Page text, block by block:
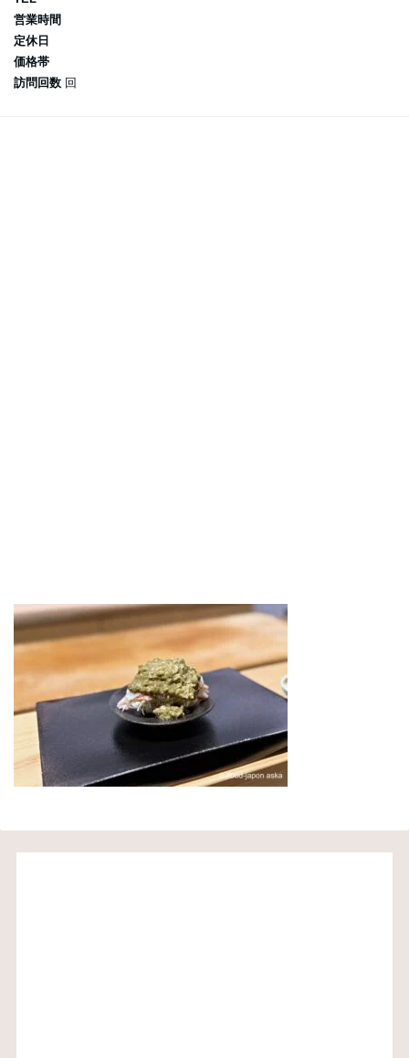
営業時間
定休日
価格帯
訪問回数 回